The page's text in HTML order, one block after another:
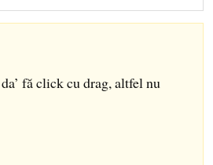
fă click cu drag, altfel nu